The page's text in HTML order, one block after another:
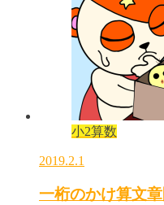
小2算数
2019.2.1
一桁のかけ算文